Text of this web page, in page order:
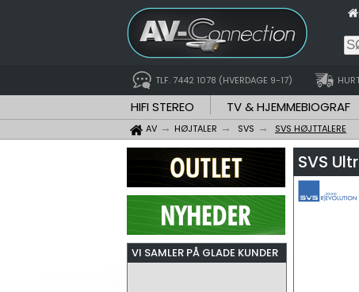
TLF. 7442 1078 (HVERDAGE 9-17)
HIFI STEREO TV & HJEMMEBIOGRAF
AV HØJTALER SVS SVS HØJTTALERE
VI SAMLER PÅ GLADE KUNDER
SVS